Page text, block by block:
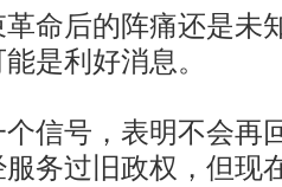
后的阵痛还是未
是利好消息。
号，表明不会再
务过旧政权，但现